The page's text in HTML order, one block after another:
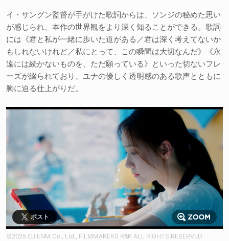
イ・サングン監督が手がけた歌詞からは、ソンジの秘めた思い
が感じられ、本作の世界観をより深く知ることができる。歌詞
には《君と私が一緒に歩いた道がある／君は深く考えてないか
もしれないけれど／私にとって、この瞬間は大切なんだ》《永
遠には続かないものを、ただ願っている》といった切ないフレ
ーズが綴られており、ユナの優しく透明感のある歌声とともに
胸に迫る仕上がりだ。
ポスト
©2025 CJ ENM Co., Ltd., FILMMAKERS R&K ALL RIGHTS RESERVED